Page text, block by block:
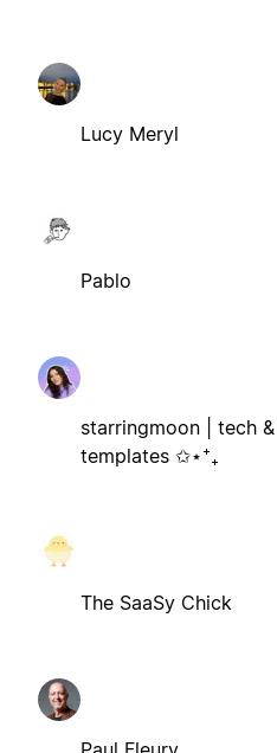
Lucy Meryl
Pablo
starringmoon | tech
templates ✩⋆⁺₊
The SaaSy Chick